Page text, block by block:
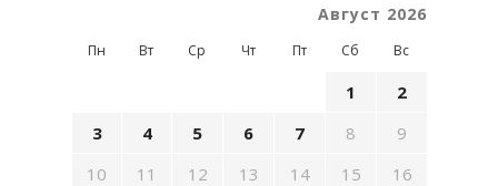
Август 2026
Пн Вт Ср Чт Пт Сб Вс
1
2
3
4 5 6 7 8
9
10
11 12 13 14 15
16